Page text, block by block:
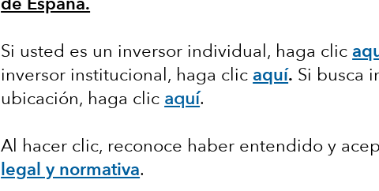
de España.
Si usted es un inversor individual, haga clic
inversor institucional, haga clicaquí. Si busca
ubicación, haga clic aquí.
Al hacer clic, reconoce haber entendido y
legal y normativa.